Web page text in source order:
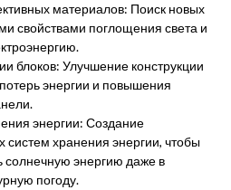
материалов: Поиск новых
свойствами поглощения света и
блоков: Улучшение конструкции
энергии и повышения
энергии: Создание
хранения энергии, чтобы
солнечную энергию даже в
погоду.